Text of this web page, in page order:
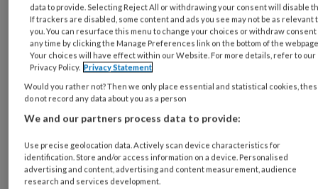
kansen voor het sociaal werk met zich mee.
Risico’s
De scheidslijn tussen zorg en welzijn is niet
scherp. Voor een deel overlappen de twee
verschillen (Verharen, 2015). En als we naar de
geschiedenis van het sociaal werk kijken, dan
data to provide. Selecting Reject All or withdrawing your consent will disable
If trackers are disabled, some content and ads you see may not be as relevant
you. You can resurface this menu to change your choices or withdraw consent
any time by clicking the Manage Preferences link on the bottom of the
Your choices will have effect within our Website. For more details, refer to our
Privacy Policy. Privacy Statement
Would you rather not? Then we only place essential and statistical cookies,
do not record any data about you as a person
We and our partners process data to provide:
Use precise geolocation data. Actively scan device characteristics for
identification. Store and/or access information on a device. Personalised
advertising and content, advertising and content measurement, audience
research and services development.